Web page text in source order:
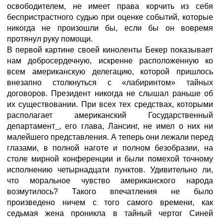
освободителем, не имеет права корчить из себя
беспристрастного судью при оценке событий, которые
никогда не произошли бы, если бы он вовремя
протянул руку помощи.
В первой картине своей киноленты Бекер показывает
нам добросердечную, искренне расположенную ко
всем американскую делегацию, которой пришлось
внезапно столкнуться с «лабиринтом» тайных
договоров. Президент никогда не слышал раньше об
их существовании. При всех тех средствах, которыми
располагает американский Государственный
департамент , его глава, Лансинг, не имел о них ни
малейшего представления. А теперь они лежали перед
глазами, в полной наготе и полном безобразии, на
столе мирной конференции и были помехой точному
исполнению четырнадцати пунктов. Удивительно ли,
что моральное чувство американского народа
возмутилось? Такого впечатления не было
произведено ничем с того самого времени, как
седьмая жена проникла в тайный чертог Синей